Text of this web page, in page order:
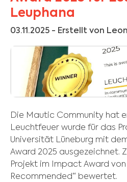
Leuphana
03.11.2025 - Erstellt von
Die Mautic Community hat
Leuchtfeuer wurde für das
Universität Lüneburg mit
Award 2025 ausgezeichnet.
Projekt im Impact Award von
Recommended“ bewertet.